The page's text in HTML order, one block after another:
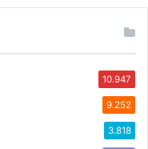
10.947
9.252
3.818